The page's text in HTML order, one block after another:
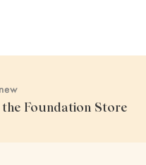
Foundation Store